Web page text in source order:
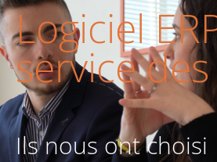
Logiciel
service
Ils nous ont choisi